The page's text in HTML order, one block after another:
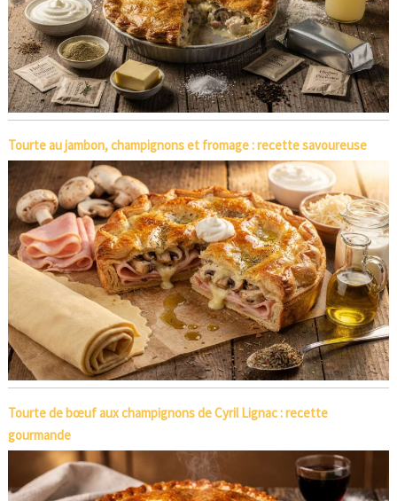
Tourte au jambon, champignons et fromage : recette savoureuse
Tourte de bœuf aux champignons de Cyril Lignac : recette
gourmande